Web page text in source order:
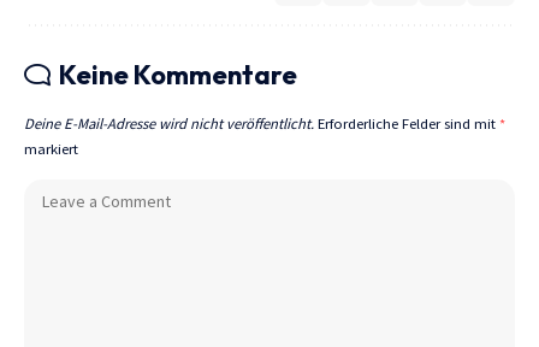
Keine Kommentare
Deine E-Mail-Adresse wird nicht veröffentlicht. Erforderliche Felder sind mit *
markiert